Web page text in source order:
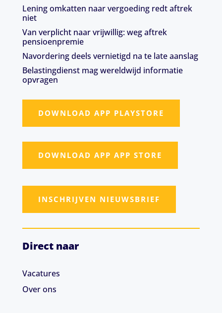
Lening omkatten naar vergoeding redt aftrek
niet
Van verplicht naar vrijwillig: weg aftrek
pensioenpremie
Navordering deels vernietigd na te late aanslag
Belastingdienst mag wereldwijd informatie
opvragen
DOWNLOAD APP PLAYSTORE
DOWNLOAD APP APP STORE
INSCHRIJVEN NIEUWSBRIEF
Direct naar
Vacatures
Over ons